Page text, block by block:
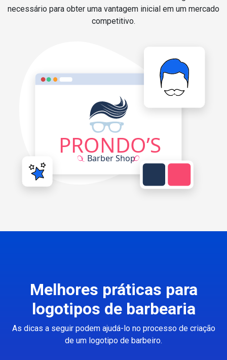
necessário para obter uma vantagem inicial em um mercado
competitivo.
Melhores práticas para
logotipos de barbearia
As dicas a seguir podem ajudá-lo no processo de criação
de um logotipo de barbeiro.